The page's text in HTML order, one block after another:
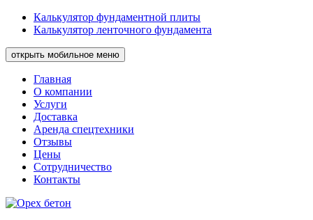
Калькулятор фундаментной плиты
Калькулятор ленточного фундамента
открыть мобильное меню
Главная
О компании
Услуги
Доставка
Аренда спецтехники
Отзывы
Цены
Сотрудничество
Контакты